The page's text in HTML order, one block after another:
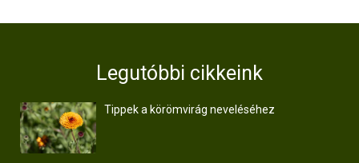
Legutóbbi cikkeink
Tippek a körömvirág neveléséhez